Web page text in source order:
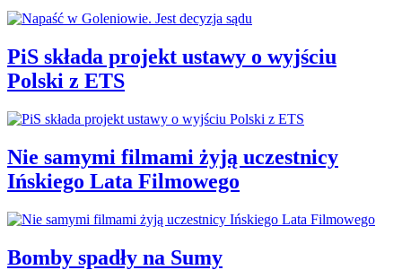
PiS składa projekt ustawy o wyjściu
Polski z ETS
Nie samymi filmami żyją uczestnicy
Ińskiego Lata Filmowego
Bomby spadły na Sumy